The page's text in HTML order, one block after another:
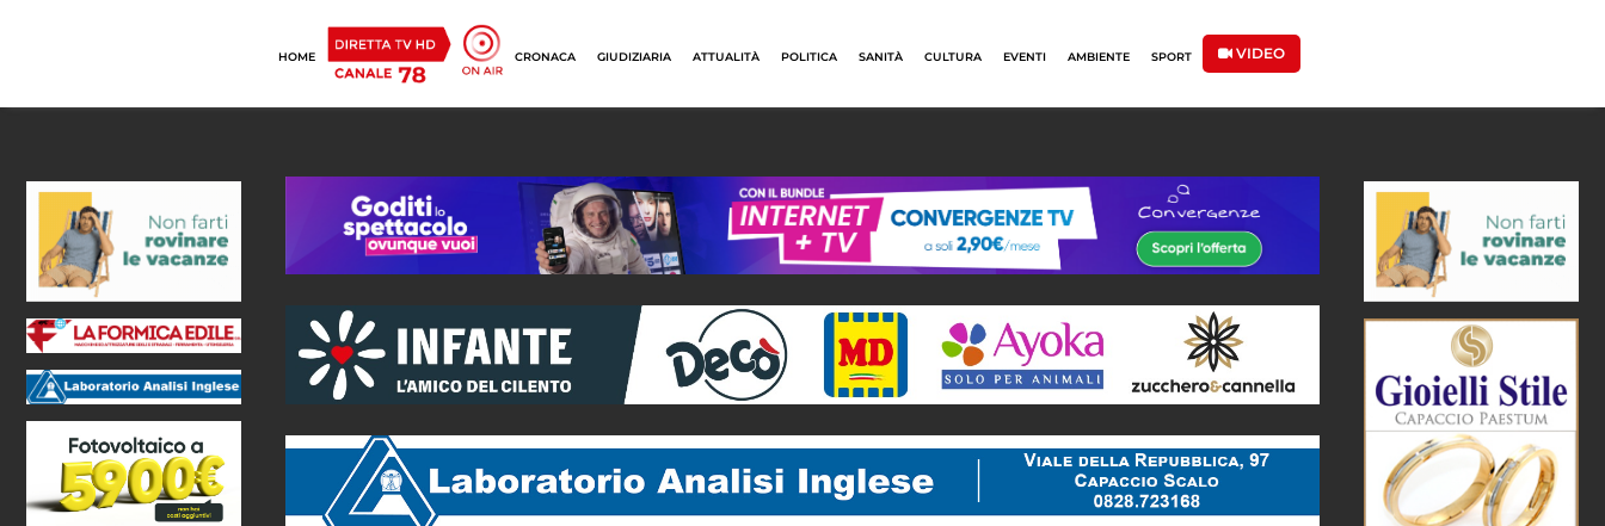
HOME CRONACA GIUDIZIARIA ATTUALITÀ POLITICA SANITÀ CULTURA EVENTI AMBIENTE SPORT VIDEO